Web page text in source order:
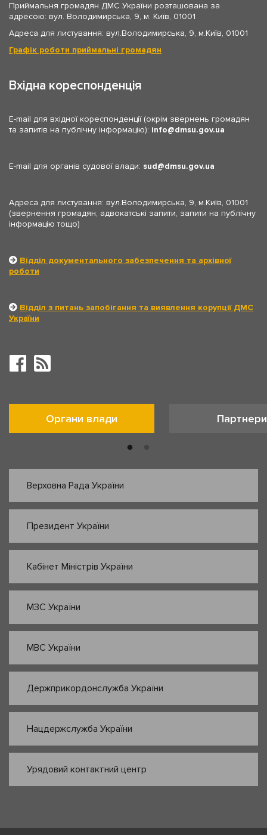
Приймальня громадян ДМС України розташована за
адресою: вул. Володимирська, 9, м. Київ, 01001
Адреса для листування: вул.Володимирська, 9, м.Київ, 01001
Графік роботи приймальні громадян
Вхідна кореспонденція
E-mail для вхідної кореспонденції (окрім звернень громадян
та запитів на публічну інформацію): info dmsu.gov.ua
E-mail для органів судової влади: sud dmsu.gov.ua
Адреса для листування: вул.Володимирська, 9, м.Київ, 01001
(звернення громадян, адвокатські запити, запити на публічну
інформацію тощо)
Відділ документального забезпечення та архівної
роботи
Відділ з питань запобігання та виявлення корупції ДМС
України
Органи влади Партнери
Верховна Рада України
Президент України
Кабінет Міністрів України
МЗС України
МВС України
Держприкордонслужба України
Нацдержслужба України
Урядовий контактний центр